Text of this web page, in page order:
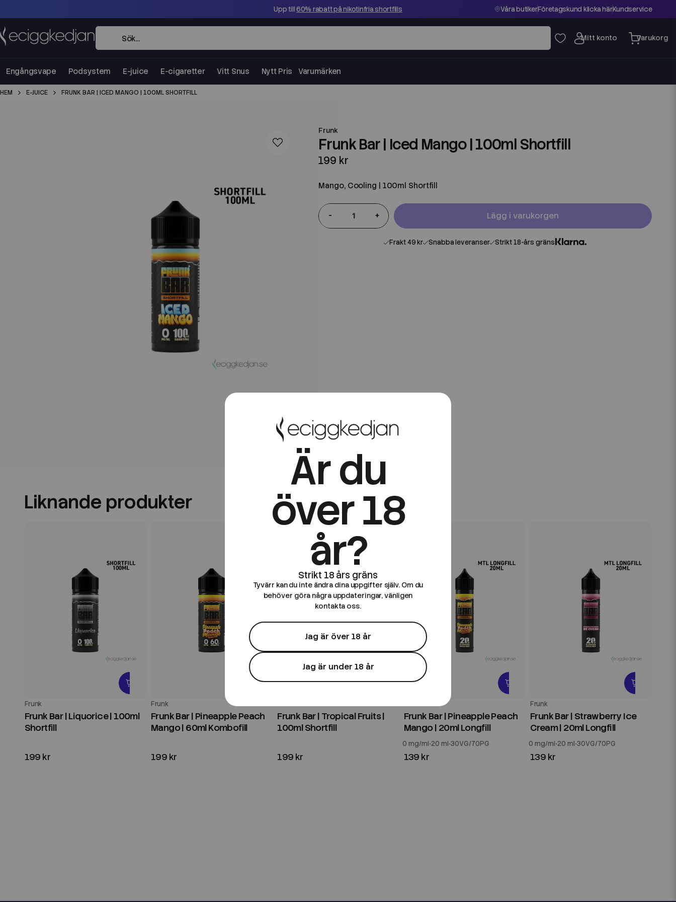
Upp till60% rabatt på nikotinfria shortfills Våra butikerFöretagskund klicka härKundservice
Engångsvape Podsystem E-juice E-cigaretter Vitt Snus Nytt Pris Varumärken
HEM E-JUICE FRUNK BAR | ICED MANGO | 100ML SHORTFILL
Frunk
Frunk Bar | Iced Mango | 100ml Shortfill
199 kr
Mango, Cooling | 100ml Shortfill
- + Lägg i varukorgen
Frakt 49 kr Snabba leveranser Strikt 18-års gräns
Liknande produkter
Frunk
Frunk Bar | Liquorice | 100ml
Shortfill
199 kr
Frunk
Frunk Bar | Pineapple Peach
Mango | 60ml Kombofill
199 kr
Frunk Bar | Tropical Fruits |
100ml Shortfill
199 kr
Frunk Bar | Pineapple Peach
Mango | 20ml Longfill
0 mg/ml 20 ml 30VG/70PG
139 kr
Frunk
Frunk Bar | Strawberry Ice
Cream | 20ml Longfill
0 mg/ml 20 ml 30VG/70PG
139 kr
Är du
över 18
år?
Tyvärr kan du inte ändra dina uppgifter själv. Om du
behöver göra några uppdateringar, vänligen
kontakta oss.
Jag är över 18 år
Jag är under 18 år